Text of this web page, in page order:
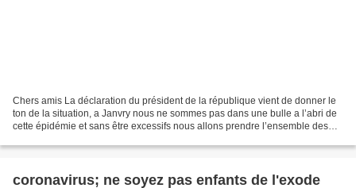
Chers amis La déclaration du président de la république vient de donner le
ton de la situation, a Janvry nous ne sommes pas dans une bulle a l’abri de
cette épidémie et sans être excessifs nous allons prendre l’ensemble des
coronavirus; ne soyez pas enfants de l'exode